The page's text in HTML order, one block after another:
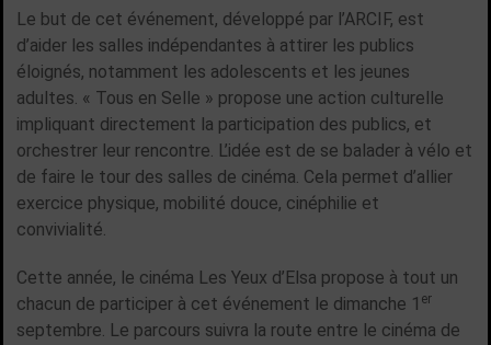
Le but de cet événement, développé par l’ARCIF, est
d’aider les salles indépendantes à attirer les publics
éloignés, notamment les adolescents et les jeunes
adultes. « Tous en Selle » propose une action culturelle
impliquant directement la participation des publics, et
orchestrer leur rencontre. L’idée est de se balader à vélo et
de faire le tour des salles de cinéma. Cela permet d’allier
exercice physique, mobilité douce, cinéphilie et
convivialité.
Cette année, le cinéma Les Yeux d’Elsa propose à tout un
chacun de participer à cet événement le dimanche 1 er
septembre. Le parcours suivra la route entre le cinéma de